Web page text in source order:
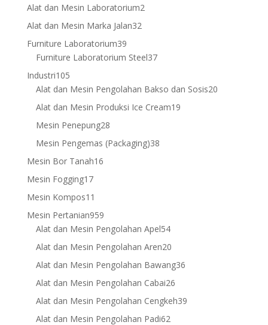
products
Alat dan Mesin Laboratorium22
Alat dan Mesin Marka Jalan3232
Furniture Laboratorium3939
products
Furniture Laboratorium Steel3737
Industri105105
products
Alat dan Mesin Pengolahan Bakso dan Sosis2020
Alat dan Mesin Produksi Ice Cream1919
Mesin Penepung2828
products
Mesin Pengemas (Packaging)3838
Mesin Bor Tanah1616
Mesin Fogging1717
products
Mesin Kompos11
products
Mesin Pertanian959959
products
Alat dan Mesin Pengolahan Apel5454
products
Alat dan Mesin Pengolahan Aren2020
products
Alat dan Mesin Pengolahan Bawang3636
Alat dan Mesin Pengolahan Cabai2626
products
Alat dan Mesin Pengolahan Cengkeh3939
Alat dan Mesin Pengolahan Padi6262